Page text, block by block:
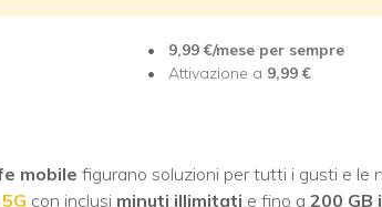
9,99 €/mese per sempre
Attivazione a 9,99 €
mobile figurano soluzioni per tutti i gusti e le
con inclusi minuti illimitati e fino a 200 GB